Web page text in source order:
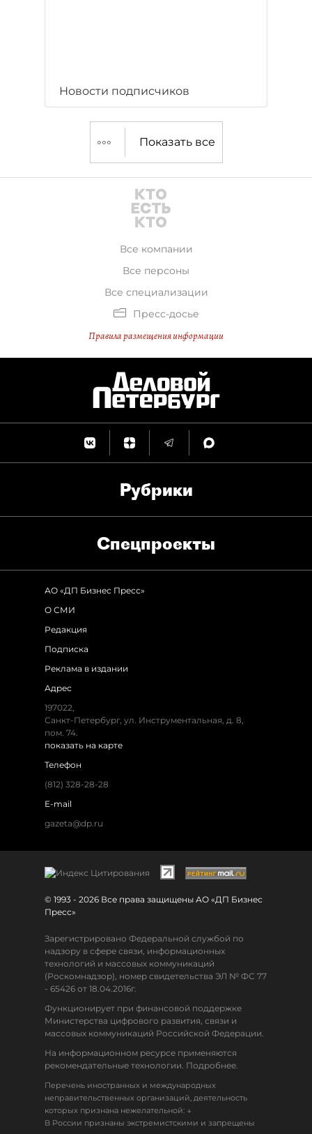
Новости подписчиков
Показать все
Все компании
Все персоны
Все специализации
Пресс-досье
Правила размещения информации
Рубрики
Спец­проекты
АО «ДП Бизнес Пресс»
О СМИ
Редакция
Подписка
Реклама в издании
Адрес
197022,
Санкт-Петербург, ул. Инструментальная, д. 8,
пом. 74.
показать на карте
Телефон
(812) 328-28-28
E-mail
gazeta@dp.ru
© 1993 - 2026 Все права защищены АО «ДП Бизнес
Пресс»
Зарегистрировано Федеральной службой по
надзору в сфере связи, информационных
технологий и массовых коммуникаций
(Роскомнадзор), номер свидетельства ЭЛ № ФС 77
- 65426 от 18.04.2016г.
Функционирует при финансовой поддержке
Министерства цифрового развития, связи и
массовых коммуникаций Российской Федерации.
На информационном ресурсе применяются
рекомендательные технологии. Подробнее.
Перечень иностранных и международных
неправительственных организаций, деятельность
которых признана нежелательной: ↓
В России признаны экстремистскими и запрещены